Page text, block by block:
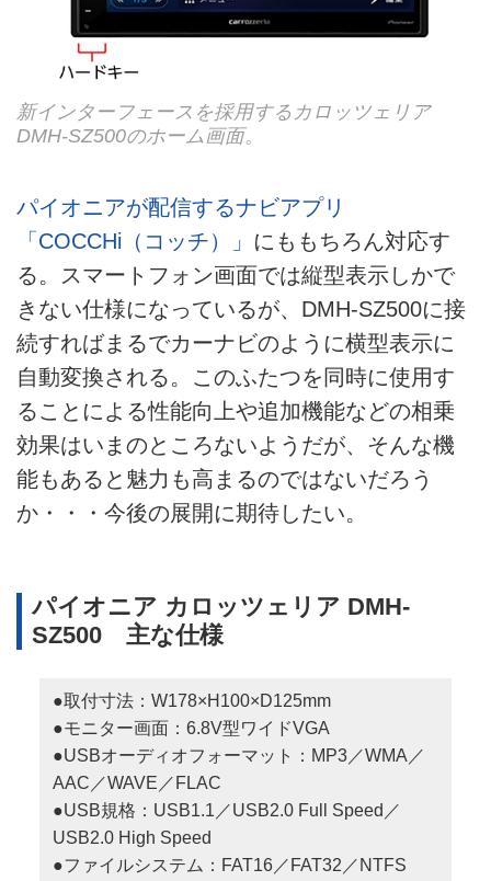
新インターフェースを採用するカロッツェリア
DMH-SZ500のホーム画面。
パイオニアが配信するナビアプリ
「COCCHi（コッチ）」 にももちろん対応す
る。スマートフォン画面では縦型表示しかで
きない仕様になっているが、DMH-SZ500に接
続すればまるでカーナビのように横型表示に
自動変換される。このふたつを同時に使用す
ることによる性能向上や追加機能などの相乗
効果はいまのところないようだが、そんな機
能もあると魅力も高まるのではないだろう
か・・・今後の展開に期待したい。
パイオニア カロッツェリア DMH-
SZ500 主な仕様
●取付寸法：W178×H100×D125mm
●モニター画面：6.8V型ワイドVGA
●USBオーディオフォーマット：MP3／WMA／
AAC／WAVE／FLAC
●USB規格：USB1.1／USB2.0 Full Speed／
USB2.0 High Speed
●ファイルシステム：FAT16／FAT32／NTFS